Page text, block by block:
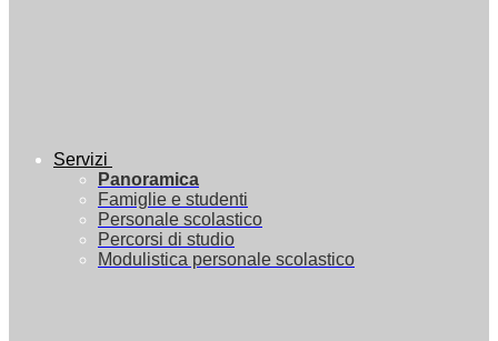
Servizi
Panoramica
Famiglie e studenti
Personale scolastico
Percorsi di studio
Modulistica personale scolastico